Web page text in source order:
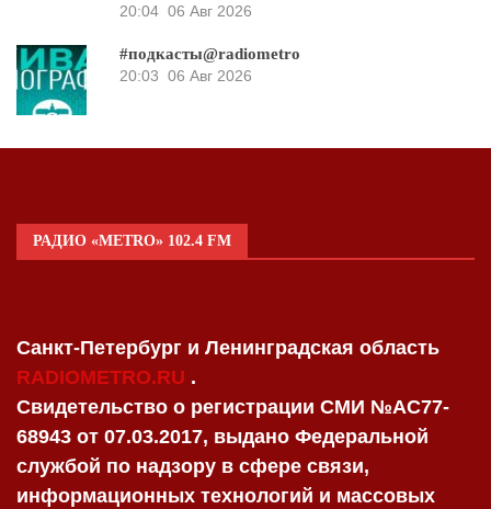
20:04 06 Авг 2026
#подкасты@radiometro
20:03 06 Авг 2026
РАДИО «METRO» 102.4 FM
Санкт-Петербург и Ленинградская область
RADIOMETRO.RU .
Свидетельство о регистрации СМИ №AC77-
68943 от 07.03.2017, выдано Федеральной
службой по надзору в сфере связи,
информационных технологий и массовых